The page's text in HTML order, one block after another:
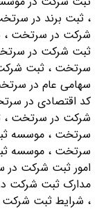
، ثبت برند در
شرکت در سرتخت ،
ثبت شرکت در
سرتخت ، ثبت
سهامی عام در
کد اقتصادی در
شرکت در سرتخت ،
سرتخت ، موسسه
سرتخت ، موسسه
مدارک ثبت شرکت
، شرایط ثبت